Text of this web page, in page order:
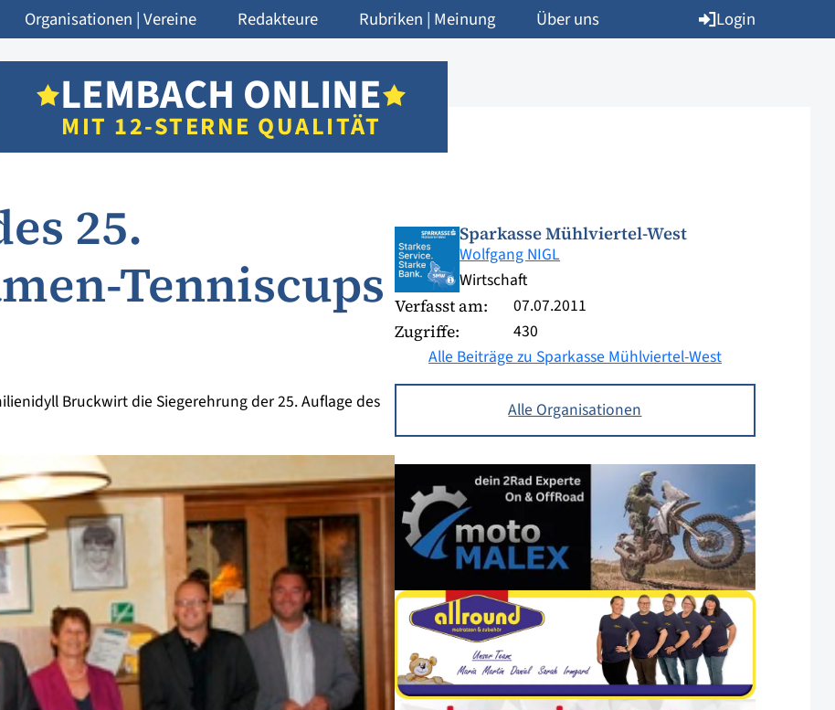
Organisationen | Vereine Redakteure Rubriken | Meinung Über uns Login
LEMBACH ONLINE
MIT 12-STERNE QUALITÄT
25.
Tenniscups
Bruckwirt die Siegerehrung der 25. Auflage des
Sparkasse Mühlviertel-West
Wolfgang NIGL
Wirtschaft
Verfasst am: 07.07.2011
Zugriffe:
430
Alle Beiträge zu Sparkasse Mühlviertel-West
Alle Organisationen